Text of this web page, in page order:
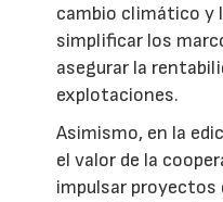
cambio climático y
simplificar los
asegurar la
explotaciones.
Asimismo, en la
el valor de la
impulsar proyectos